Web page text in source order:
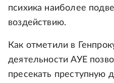
психика наиболее
воздействию.
Как отметили в
деятельности АУЕ
пресекать преступную